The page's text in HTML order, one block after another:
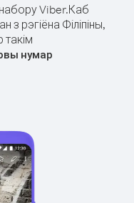
Viber.Каб
з рэгіёна Філіпіны,
такім
нумар